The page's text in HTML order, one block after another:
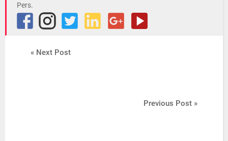
Pers.
« Next Post
Previous Post »